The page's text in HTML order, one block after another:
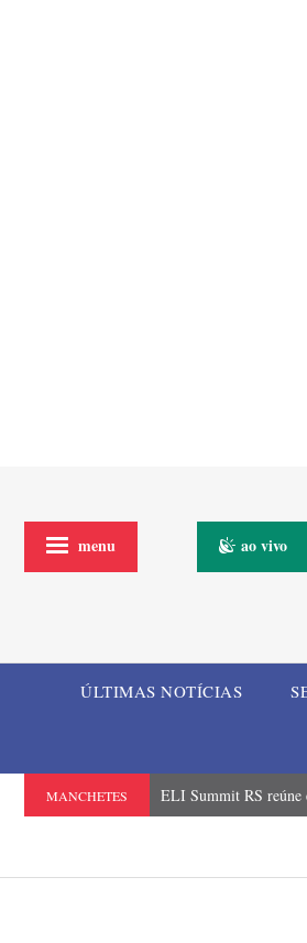
menu ao vivo
ÚLTIMAS NOTÍCIAS
MANCHETES ELI Summit RS reúne